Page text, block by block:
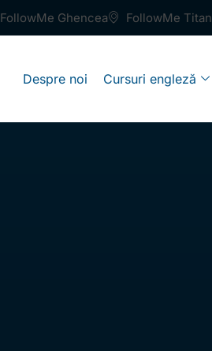
FollowMe Ghencea FollowMe Titan
Despre noi Cursuri engleză